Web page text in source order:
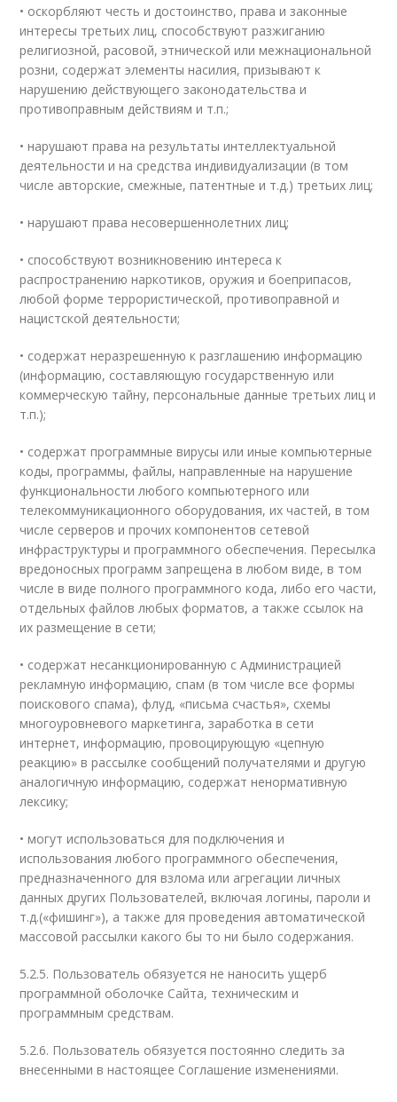
• оскорбляют честь и достоинство, права и законные
интересы третьих лиц, способствуют разжиганию
религиозной, расовой, этнической или межнациональной
розни, содержат элементы насилия, призывают к
нарушению действующего законодательства и
противоправным действиям и т.п.;
• нарушают права на результаты интеллектуальной
деятельности и на средства индивидуализации (в том
числе авторские, смежные, патентные и т.д.) третьих лиц;
• нарушают права несовершеннолетних лиц;
• способствуют возникновению интереса к
распространению наркотиков, оружия и боеприпасов,
любой форме террористической, противоправной и
нацистской деятельности;
• содержат неразрешенную к разглашению информацию
(информацию, составляющую государственную или
коммерческую тайну, персональные данные третьих лиц и
т.п.);
• содержат программные вирусы или иные компьютерные
коды, программы, файлы, направленные на нарушение
функциональности любого компьютерного или
телекоммуникационного оборудования, их частей, в том
числе серверов и прочих компонентов сетевой
инфраструктуры и программного обеспечения. Пересылка
вредоносных программ запрещена в любом виде, в том
числе в виде полного программного кода, либо его части,
отдельных файлов любых форматов, а также ссылок на
их размещение в сети;
• содержат несанкционированную с Администрацией
рекламную информацию, спам (в том числе все формы
поискового спама), флуд, «письма счастья», схемы
многоуровневого маркетинга, заработка в сети
интернет, информацию, провоцирующую «цепную
реакцию» в рассылке сообщений получателями и другую
аналогичную информацию, содержат ненормативную
лексику;
• могут использоваться для подключения и
использования любого программного обеспечения,
предназначенного для взлома или агрегации личных
данных других Пользователей, включая логины, пароли и
т.д.(«фишинг»), а также для проведения автоматической
массовой рассылки какого бы то ни было содержания.
5.2.5. Пользователь обязуется не наносить ущерб
программной оболочке Сайта, техническим и
программным средствам.
5.2.6. Пользователь обязуется постоянно следить за
внесенными в настоящее Соглашение изменениями.